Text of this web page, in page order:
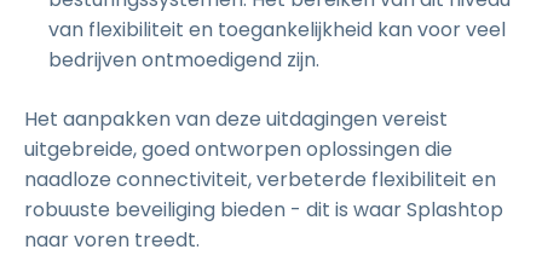
van flexibiliteit en toegankelijkheid kan voor veel
bedrijven ontmoedigend zijn.
Het aanpakken van deze uitdagingen vereist
uitgebreide, goed ontworpen oplossingen die
naadloze connectiviteit, verbeterde flexibiliteit en
robuuste beveiliging bieden - dit is waar Splashtop
naar voren treedt.